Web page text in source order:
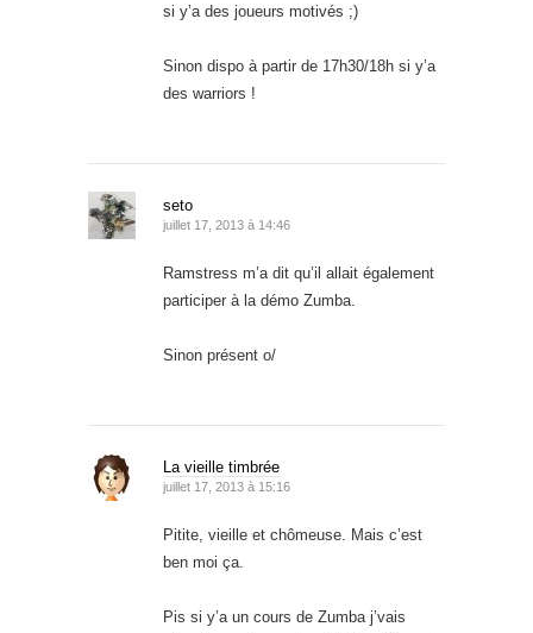
si y’a des joueurs motivés ;)
Sinon dispo à partir de 17h30/18h si y’a
des warriors !
seto
juillet 17, 2013 à 14:46
Ramstress m’a dit qu’il allait également
participer à la démo Zumba.
Sinon présent o/
La vieille timbrée
juillet 17, 2013 à 15:16
Pitite, vieille et chômeuse. Mais c’est
ben moi ça.
Pis si y’a un cours de Zumba j’vais